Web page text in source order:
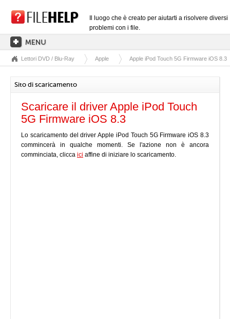
Il luogo che è creato per aiutarti a risolvere diversi
problemi con i file.
PAGINA PRINCIPALE
CATEGORIE DELLE ESTENSIONI
FILE DLL
CONVERSIONI DI FILE
SOFTWARE
Lettori DVD / Blu-Ray Apple Apple iPod Touch 5G Firmware iOS 8.3
Sito di scaricamento
Scaricare il driver Apple iPod Touch
5G Firmware iOS 8.3
Lo scaricamento del driver Apple iPod Touch 5G Firmware iOS 8.3
commincerà in qualche momenti. Se l'azione non è ancora
comminciata, clicca ici affine di iniziare lo scaricamento.